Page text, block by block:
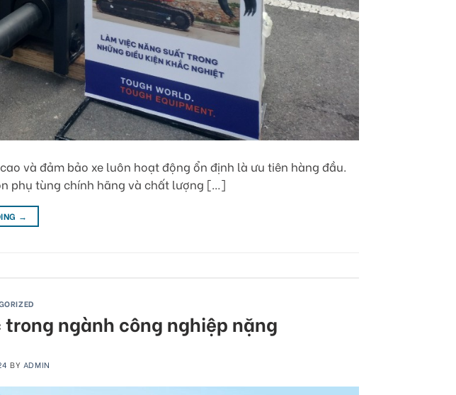
và đảm bảo xe luôn hoạt động ổn định là ưu tiên hàng đầu.
phụ tùng chính hãng và chất lượng […]
→
ngành công nghiệp nặng
BY ADMIN